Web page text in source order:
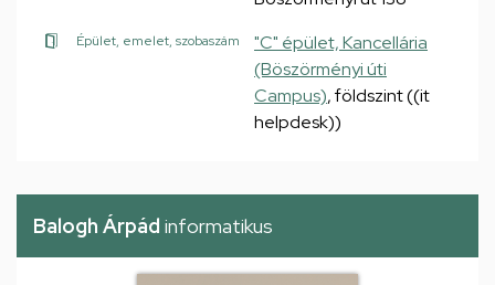
Épület, emelet, szobaszám
"C" épület, Kancellária
(Böszörményi úti
Campus), földszint ((it
helpdesk))
Balogh Árpád informatikus